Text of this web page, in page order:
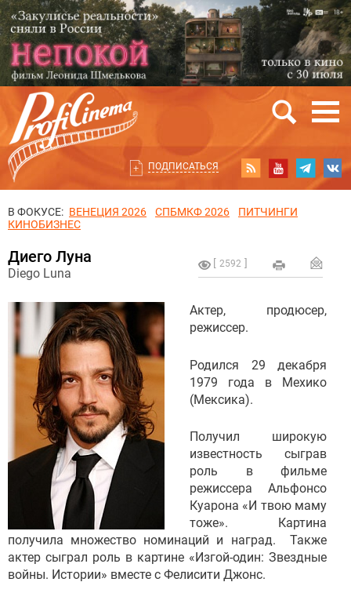
ПОДПИСАТЬСЯ
В ФОКУСЕ: ВЕНЕЦИЯ 2026 СПБМКФ 2026
ПИТЧИНГИ
КИНОБИЗНЕС
2592
Диего Луна
Diego Luna
Актер, продюсер,
режиссер.
Родился 29 декабря
1979 года в Мехико
(Мексика).
Получил широкую
известность сыграв
роль в фильме
режиссера Альфонсо
Куарона «И твою маму
тоже». Картина
получила множество номинаций и наград. Также
актер сыграл роль в картине «Изгой-один: Звездные
войны. Истории» вместе с Фелисити Джонс.